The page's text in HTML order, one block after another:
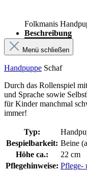
Folkmanis
Beschreibung
Menü schließen
Handpuppe Schaf
Durch das Rollenspiel
und Sprache sowie
für Kinder manchmal
immer!
Typ:
Bespielbarkeit: Beine
Höhe ca.:
22 cm
Pflegehinweise: Pflege-